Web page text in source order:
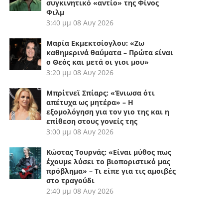
συγκινητικό «αντίο» της Φίνος
Φιλμ
3:40 μμ 08 Αυγ 2026
Μαρία Εκμεκτσίογλου: «Ζω
καθημερινά θαύματα – Πρώτα είναι
ο Θεός και μετά οι γιοι μου»
3:20 μμ 08 Αυγ 2026
Μπρίτνεϊ Σπίαρς: «Ένιωσα ότι
απέτυχα ως μητέρα» – Η
εξομολόγηση για τον γιο της και η
επίθεση στους γονείς της
3:00 μμ 08 Αυγ 2026
Κώστας Τουρνάς: «Είναι μύθος πως
έχουμε λύσει το βιοποριστικό μας
πρόβλημα» – Τι είπε για τις αμοιβές
στο τραγούδι
2:40 μμ 08 Αυγ 2026